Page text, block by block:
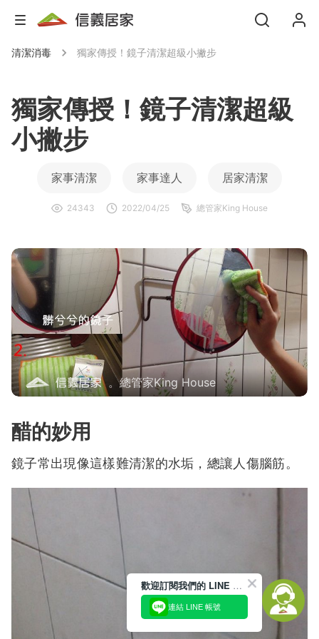
清潔消毒 獨家傳授！鏡子清潔超級小撇步
獨家傳授！鏡子清潔超級
小撇步
家事清潔 家事達人 居家清潔
24343 2022/04/25 總管家King House
。總管家King House
醋的妙用
鏡子常出現像這樣難清潔的水垢，總讓人傷腦筋。
歡迎訂閱我們的 LINE 官方帳號
連結 LINE 帳號